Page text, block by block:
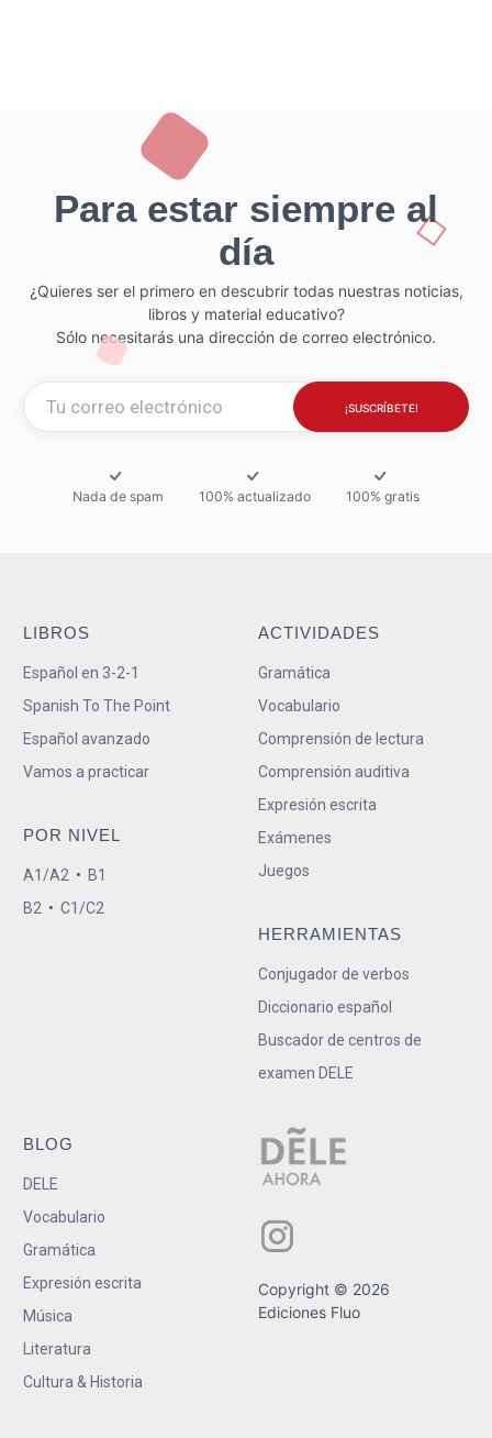
Para estar siempre al
día
¿Quieres ser el primero en descubrir todas nuestras noticias,
libros y material educativo?
Sólo necesitarás una dirección de correo electrónico.
Nada de spam 100% actualizado 100% gratis
LIBROS
Español en 3-2-1
Spanish To The Point
Español avanzado
Vamos a practicar
POR NIVEL
A1/A2 • B1
B2 • C1/C2
ACTIVIDADES
Gramática
Vocabulario
Comprensión de lectura
Comprensión auditiva
Expresión escrita
Exámenes
Juegos
HERRAMIENTAS
Conjugador de verbos
Diccionario español
Buscador de centros de
examen DELE
BLOG
DELE
Vocabulario
Gramática
Expresión escrita
Música
Literatura
Cultura & Historia
Copyright © 2026
Ediciones Fluo